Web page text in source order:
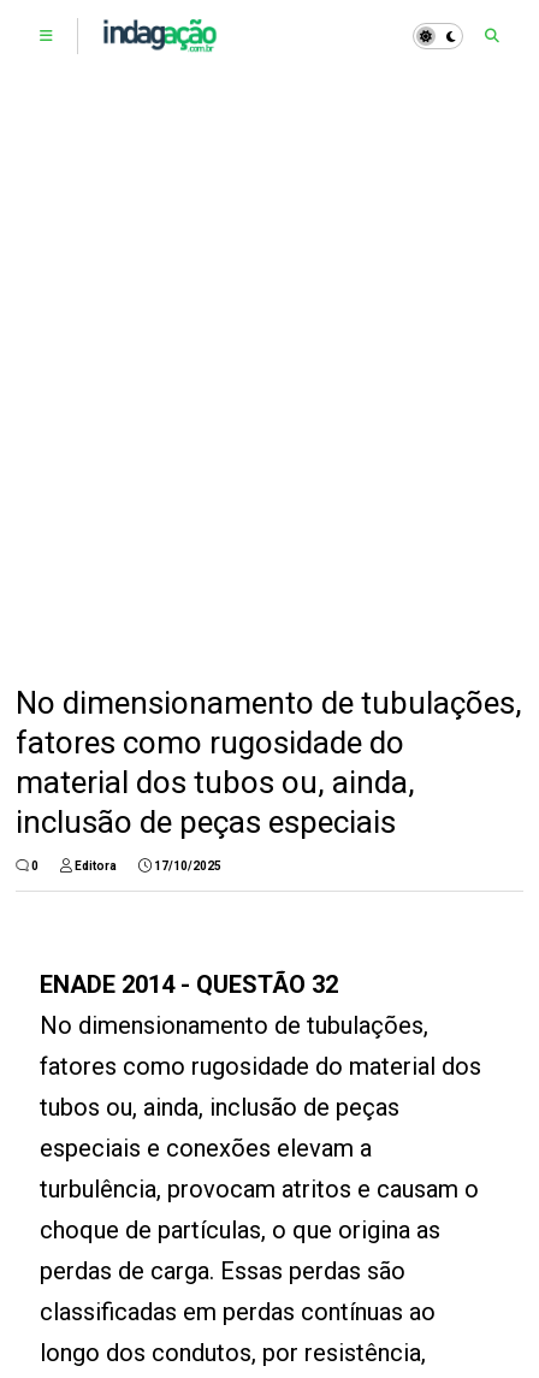
No dimensionamento de tubulações,
fatores como rugosidade do
material dos tubos ou, ainda,
inclusão de peças especiais
0 Editora 17/10/2025
ENADE 2014 - QUESTÃO 32
No dimensionamento de tubulações,
fatores como rugosidade do material dos
tubos ou, ainda, inclusão de peças
especiais e conexões elevam a
turbulência, provocam atritos e causam o
choque de partículas, o que origina as
perdas de carga. Essas perdas são
classificadas em perdas contínuas ao
longo dos condutos, por resistência,